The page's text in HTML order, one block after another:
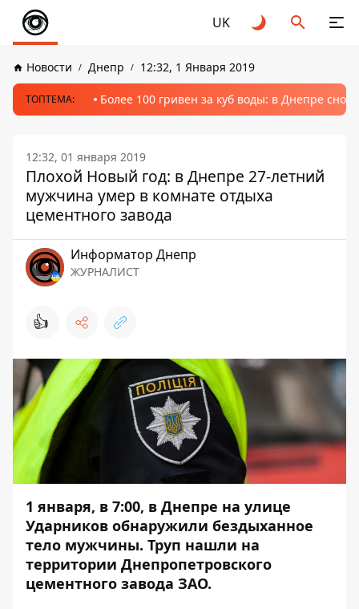
UK
Новости Днепр 12:32, 1 Января 2019
ТОПТЕМА: Более 100 гривен за куб воды: в Днепре
12:32, 01 января 2019
Плохой Новый год: в Днепре 27-летний
мужчина умер в комнате отдыха
цементного завода
Информатор Днепр
ЖУРНАЛИСТ
👍
1 января, в 7:00, в Днепре на улице
Ударников обнаружили бездыханное
тело мужчины. Труп нашли на
территории Днепропетровского
цементного завода ЗАО.